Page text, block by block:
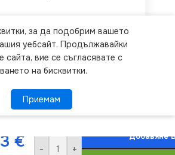
improve your experience on our
this website, you agree to
use of cookies.
€ - +
Добавяне
за да подобрим вашето
уебсайт. Продължавайки
сайта, вие се съгласявате с
на бисквитки.
Приемам